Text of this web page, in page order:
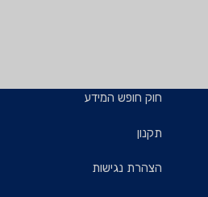
חוק חופש המידע
תקנון
הצהרת נגישות